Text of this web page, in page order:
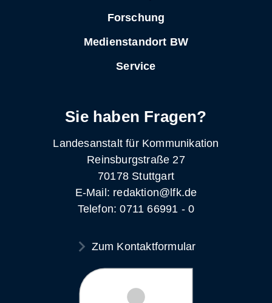
Forschung
Medienstandort BW
Service
Sie haben Fragen?
Landesanstalt für Kommunikation
Reinsburgstraße 27
70178 Stuttgart
E-Mail: redaktion@lfk.de
Telefon: 0711 66991 - 0
Zum Kontaktformular